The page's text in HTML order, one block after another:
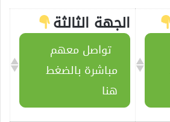
الجهة الثالثة
تواصل معهم
مباشرة بالضغط
هنا